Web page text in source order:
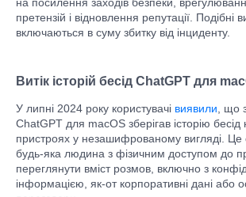
претензій і відновлення репутації. Подібні
включаються в суму збитку від інциденту.
Витік історій бесід ChatGPT для
У липні 2024 року користувачі виявили , що
ChatGPT для macOS зберігав історію
пристроях у незашифрованому вигляді.
будь-яка людина з фізичним доступом до
переглянути вміст розмов, включно з
інформацією, як-от корпоративні дані або